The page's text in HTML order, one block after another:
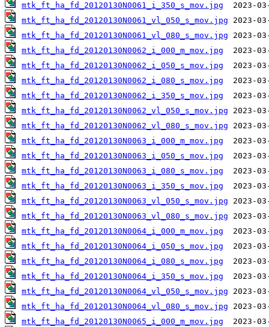
mtk_ft_ha_fd_20120130N0061_i_350_s_mov.jpg
mtk_ft_ha_fd_20120130N0061_vl_050_s_mov.jpg
mtk_ft_ha_fd_20120130N0061_vl_080_s_mov.jpg
mtk_ft_ha_fd_20120130N0062_i_000_m_mov.jpg
mtk_ft_ha_fd_20120130N0062_i_050_s_mov.jpg
mtk_ft_ha_fd_20120130N0062_i_080_s_mov.jpg
mtk_ft_ha_fd_20120130N0062_i_350_s_mov.jpg
mtk_ft_ha_fd_20120130N0062_vl_050_s_mov.jpg
mtk_ft_ha_fd_20120130N0062_vl_080_s_mov.jpg
mtk_ft_ha_fd_20120130N0063_i_000_m_mov.jpg
mtk_ft_ha_fd_20120130N0063_i_050_s_mov.jpg
mtk_ft_ha_fd_20120130N0063_i_080_s_mov.jpg
mtk_ft_ha_fd_20120130N0063_i_350_s_mov.jpg
mtk_ft_ha_fd_20120130N0063_vl_050_s_mov.jpg
mtk_ft_ha_fd_20120130N0063_vl_080_s_mov.jpg
mtk_ft_ha_fd_20120130N0064_i_000_m_mov.jpg
mtk_ft_ha_fd_20120130N0064_i_050_s_mov.jpg
mtk_ft_ha_fd_20120130N0064_i_080_s_mov.jpg
mtk_ft_ha_fd_20120130N0064_i_350_s_mov.jpg
mtk_ft_ha_fd_20120130N0064_vl_050_s_mov.jpg
mtk_ft_ha_fd_20120130N0064_vl_080_s_mov.jpg
mtk_ft_ha_fd_20120130N0065_i_000_m_mov.jpg